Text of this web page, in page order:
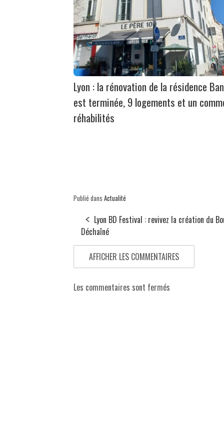
Lyon : la rénovation de la résidence
est terminée, 9 logements et un
réhabilités
Publié dans Actualité
Lyon BD Festival : revivez la création du
Déchaîné
AFFICHER LES COMMENTAIRES
Les commentaires sont fermés